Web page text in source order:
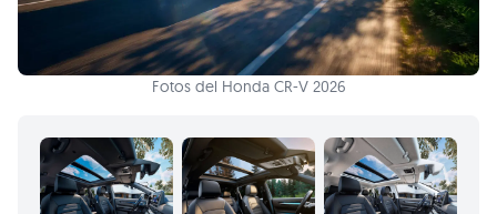
Fotos del Honda CR-V 2026